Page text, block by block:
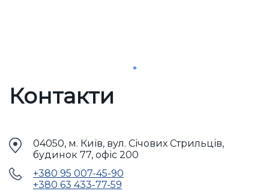
Контакти
04050, м. Київ, вул. Січових Стрильців,
будинок 77, офіс 200
+380 95 007-45-90
+380 63 433-77-59